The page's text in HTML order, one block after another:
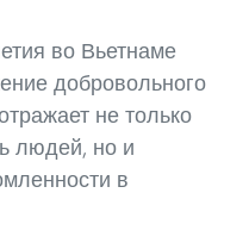
во Вьетнаме
добровольного
не только
людей, но и
в